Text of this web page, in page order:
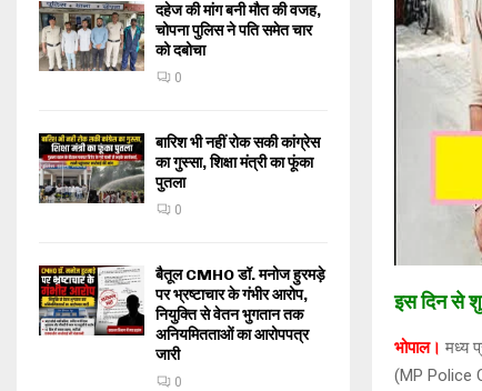
इस दिन से
भोपाल। मध्य
(MP Police
दहेज की मांग बनी मौत की वजह,
चोपना पुलिस ने पति समेत चार
को दबोचा
0
बारिश भी नहीं रोक सकी कांग्रेस
का गुस्सा, शिक्षा मंत्री का फूंका
पुतला
0
बैतूल CMHO डॉ. मनोज हुरमड़े
पर भ्रष्टाचार के गंभीर आरोप,
नियुक्ति से वेतन भुगतान तक
अनियमितताओं का आरोपपत्र
जारी
0